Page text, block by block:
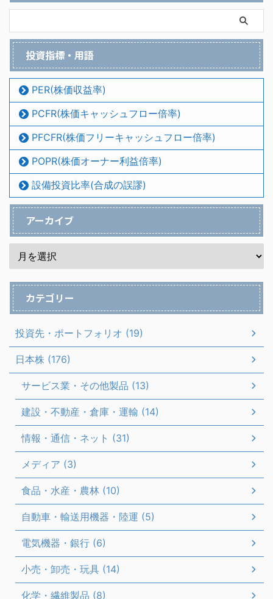
投資指標・用語
PER(株価収益率)
PCFR(株価キャッシュフロー倍率)
PFCFR(株価フリーキャッシュフロー倍率)
POPR(株価オーナー利益倍率)
設備投資比率(合成の誤謬)
アーカイブ
カテゴリー
投資先・ポートフォリオ (19)
日本株 (176)
サービス業・その他製品 (13)
建設・不動産・倉庫・運輸 (14)
情報・通信・ネット (31)
メディア (3)
食品・水産・農林 (10)
自動車・輸送用機器・陸運 (5)
電気機器・銀行 (6)
小売・卸売・玩具 (14)
化学・繊維製品 (8)